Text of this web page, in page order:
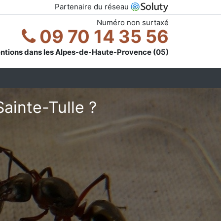
Partenaire du réseau
Numéro non surtaxé
09 70 14 35 56
dans les Alpes-de-Haute-Provence (05)
Tulle ?